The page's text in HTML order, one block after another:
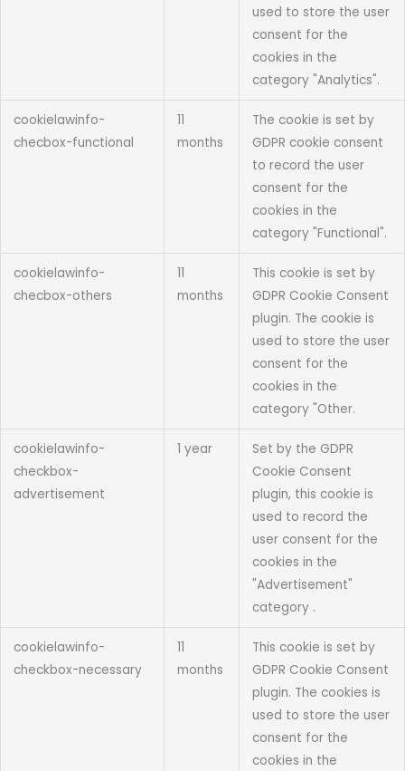
used to store the user
consent for the
cookies in the
category "Analytics".
cookielawinfo-
checbox-functional
11
months
The cookie is set by
GDPR cookie consent
to record the user
consent for the
cookies in the
category "Functional".
cookielawinfo-
checbox-others
11
months
This cookie is set by
GDPR Cookie Consent
plugin. The cookie is
used to store the user
consent for the
cookies in the
category "Other.
cookielawinfo-
checkbox-
advertisement
1 year
Set by the GDPR
Cookie Consent
plugin, this cookie is
used to record the
user consent for the
cookies in the
"Advertisement"
category .
cookielawinfo-
checkbox-necessary
11
months
This cookie is set by
GDPR Cookie Consent
plugin. The cookies is
used to store the user
consent for the
cookies in the